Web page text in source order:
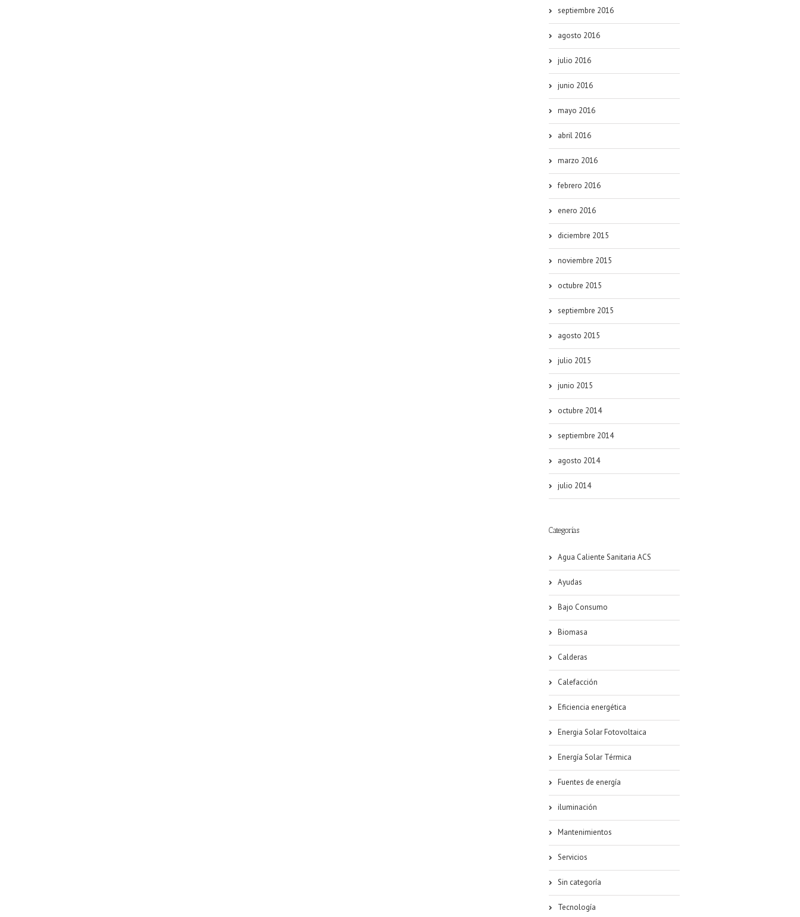
septiembre 2016
agosto 2016
julio 2016
junio 2016
mayo 2016
abril 2016
marzo 2016
febrero 2016
enero 2016
diciembre 2015
noviembre 2015
octubre 2015
septiembre 2015
agosto 2015
julio 2015
junio 2015
octubre 2014
septiembre 2014
agosto 2014
julio 2014
Categorías
Agua Caliente Sanitaria ACS
Ayudas
Bajo Consumo
Biomasa
Calderas
Calefacción
Eficiencia energética
Energia Solar Fotovoltaica
Energía Solar Térmica
Fuentes de energía
iluminación
Mantenimientos
Servicios
Sin categoría
Tecnología